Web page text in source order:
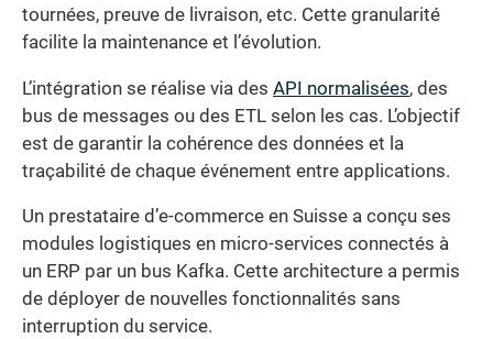
tournées, preuve de livraison, etc. Cette granularité
facilite la maintenance et l’évolution.
L’intégration se réalise via des API normalisées, des
bus de messages ou des ETL selon les cas. L’objectif
est de garantir la cohérence des données et la
traçabilité de chaque événement entre applications.
Un prestataire d’e-commerce en Suisse a conçu ses
modules logistiques en micro-services connectés à
un ERP par un bus Kafka. Cette architecture a permis
de déployer de nouvelles fonctionnalités sans
interruption du service.